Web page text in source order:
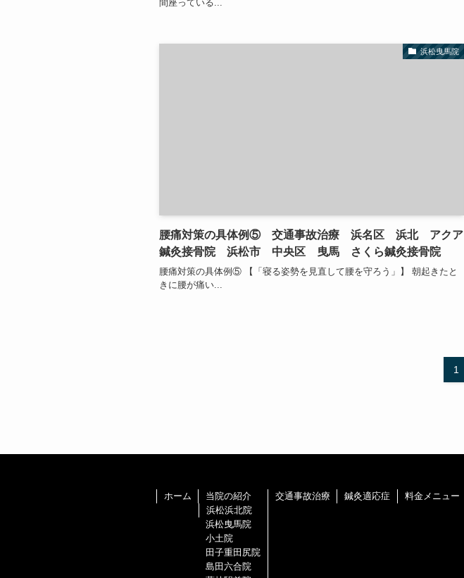
間座っている...
浜松曳馬院
腰痛対策の具体例⑤ 交通事故治療 浜名区 浜北 アクア
鍼灸接骨院 浜松市 中央区 曳馬 さくら鍼灸接骨院
腰痛対策の具体例⑤ 【「寝る姿勢を見直して腰を守ろう」】 朝起きたと
きに腰が痛い...
1
ホーム
当院の紹介
浜松浜北院
浜松曳馬院
小土院
田子重田尻院
島田六合院
交通事故治療 鍼灸適応症 料金メニュー